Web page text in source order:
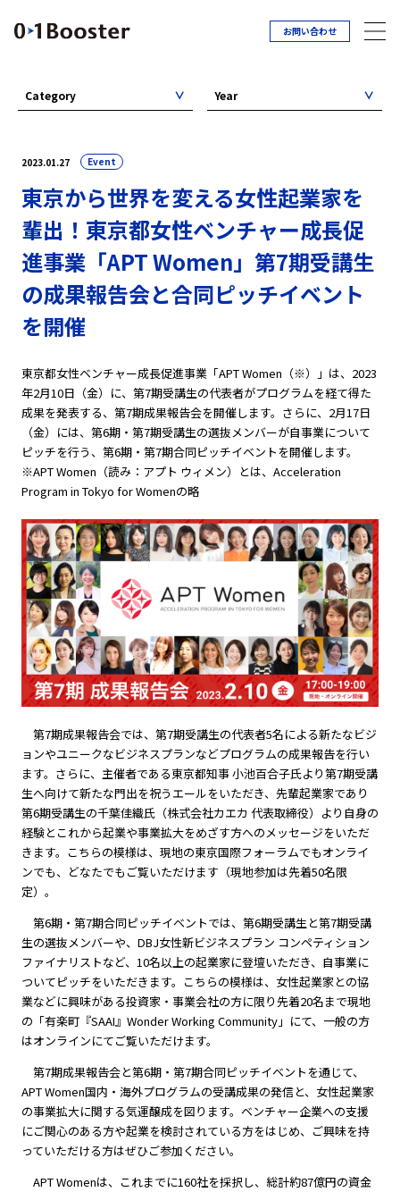
お問い合わせ
2023.01.27 Event
東京から世界を変える女性起業家を
輩出！東京都女性ベンチャー成長促
進事業「APT Women」第7期受講生
の成果報告会と合同ピッチイベント
を開催
東京都女性ベンチャー成長促進事業「APT Women（※）」は、2023
年2月10日（金）に、第7期受講生の代表者がプログラムを経て得た
成果を発表する、第7期成果報告会を開催します。さらに、2月17日
（金）には、第6期・第7期受講生の選抜メンバーが自事業について
ピッチを行う、第6期・第7期合同ピッチイベントを開催します。
※APT Women（読み：アプト ウィメン）とは、Acceleration
Program in Tokyo for Womenの略
第7期成果報告会では、第7期受講生の代表者5名による新たなビジ
ョンやユニークなビジネスプランなどプログラムの成果報告を行い
ます。さらに、主催者である東京都知事 小池百合子氏より第7期受講
生へ向けて新たな門出を祝うエールをいただき、先輩起業家であり
第6期受講生の千葉佳織氏（株式会社カエカ 代表取締役）より自身の
経験とこれから起業や事業拡大をめざす方へのメッセージをいただ
きます。こちらの模様は、現地の東京国際フォーラムでもオンライ
ンでも、どなたでもご覧いただけます（現地参加は先着50名限
定）。
第6期・第7期合同ピッチイベントでは、第6期受講生と第7期受講
生の選抜メンバーや、DBJ女性新ビジネスプラン コンペティション
ファイナリストなど、10名以上の起業家に登壇いただき、自事業に
ついてピッチをいただきます。こちらの模様は、女性起業家との協
業などに興味がある投資家・事業会社の方に限り先着20名まで現地
の「有楽町『SAAI』Wonder Working Community」にて、一般の方
はオンラインにてご覧いただけます。
第7期成果報告会と第6期・第7期合同ピッチイベントを通じて、
APT Women国内・海外プログラムの受講成果の発信と、女性起業家
の事業拡大に関する気運醸成を図ります。ベンチャー企業への支援
にご関心のある方や起業を検討されている方をはじめ、ご興味を持
っていただける方はぜひご参加ください。
APT Womenは、これまでに160社を採択し、総計約87億円の資金
Category Year